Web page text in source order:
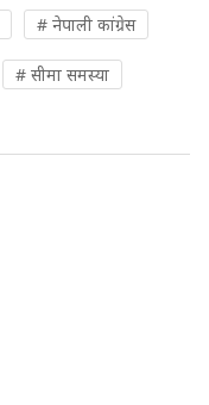
# नेपाली कांग्रेस
# सीमा समस्या